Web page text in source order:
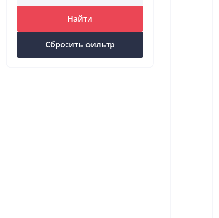
Найти
Сбросить фильтр